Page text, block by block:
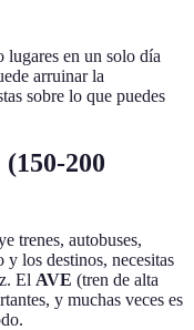
en un solo día
arruinar la
sobre lo que puedes
200
trenes, autobuses,
los destinos, necesitas
El AVE (tren de alta
y muchas veces es